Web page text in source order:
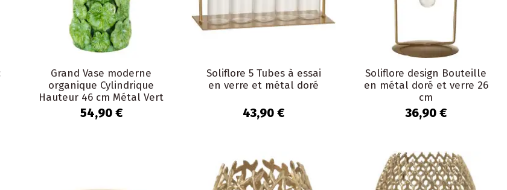
Grand Vase moderne
organique Cylindrique
Hauteur 46 cm Métal Vert
Drop
54,90 €
Soliflore 5 Tubes à essai
en verre et métal doré
43,90 €
Soliflore design Bouteille
en métal doré et verre 26
cm
36,90 €